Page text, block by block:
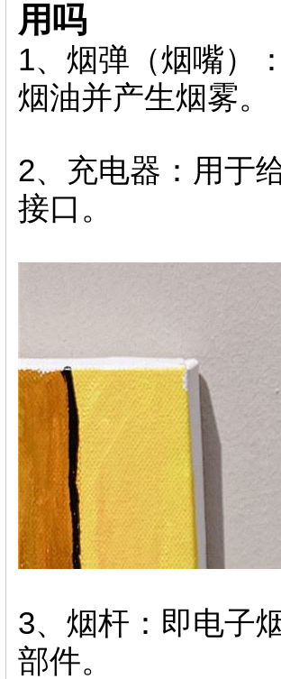
用吗
1、烟弹（烟嘴）
烟油并产生烟雾。
2、充电器：用于
接口。
3、烟杆：即电子
部件。